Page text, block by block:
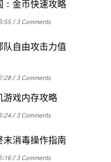
：金币快速攻略
3 Comments
队自由攻击力值
3 Comments
游戏内存攻略
3 Comments
末消毒操作指南
3 Comments